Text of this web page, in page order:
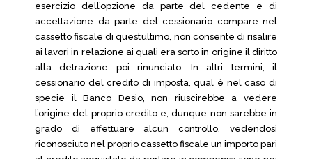
esercizio dell’opzione da parte del cedente e di
accettazione da parte del cessionario compare nel
cassetto fiscale di quest’ultimo, non consente di risalire
ai lavori in relazione ai quali era sorto in origine il diritto
alla detrazione poi rinunciato. In altri termini, il
cessionario del credito di imposta, qual è nel caso di
specie il Banco Desio, non riuscirebbe a vedere
l’origine del proprio credito e, dunque non sarebbe in
grado di effettuare alcun controllo, vedendosi
riconosciuto nel proprio cassetto fiscale un importo pari